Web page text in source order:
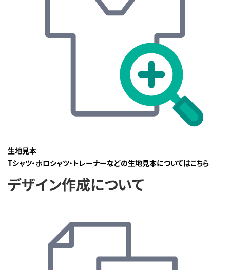
生地見本
Tシャツ・ポロシャツ・トレーナーなどの生地見本についてはこちら
デザイン作成について